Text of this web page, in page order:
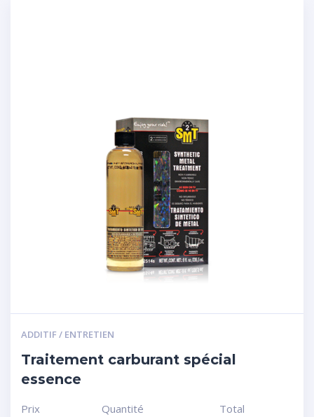
ADDITIF / ENTRETIEN
Traitement carburant spécial
essence
Prix Quantité Total